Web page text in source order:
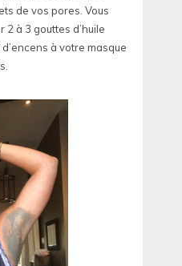
de vos pores. Vous
à 3 gouttes d’huile
à votre masque